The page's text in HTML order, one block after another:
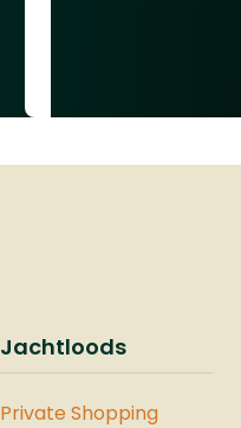
Jachtloods
Private Shopping